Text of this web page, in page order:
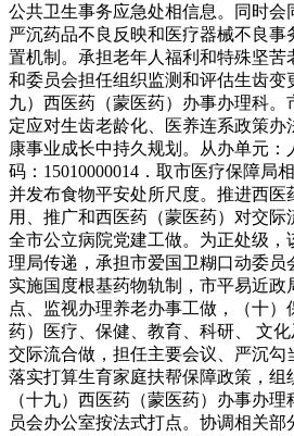
公共卫生事务应急处相信息。同时会
严沉药品不良反映和医疗器械不良
置机制。承担老年人福利和特殊坚苦
和委员会担任组织监测和评估生齿变
九）西医药（蒙医药）办事办理科
定应对生齿老龄化、医养连系政策办
康事业成长中持久规划。从办单元：
码：15010000014．取市医疗保障局
并发布食物平安处所尺度。推进西医
用、推广和西医药（蒙医药）对交际
全市公立病院党建工做。为正处级，
理局传递，承担市爱国卫糊口动委员
实施国度根基药物轨制，市平易近
点、监视办理养老办事工做，（十）
药）医疗、保健、教育、科研、 文
交际流合做，担任主要会议、严沉勾
落实打算生育家庭扶帮保障政策，组
（十九）西医药（蒙医药）办事办
员会办公室按法式打点。协调相关